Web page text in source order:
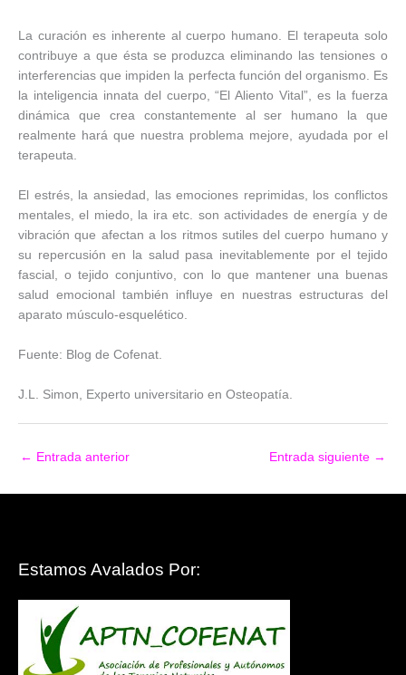
La curación es inherente al cuerpo humano. El terapeuta solo
contribuye a que ésta se produzca eliminando las tensiones o
interferencias que impiden la perfecta función del organismo. Es
la inteligencia innata del cuerpo, “El Aliento Vital”, es la fuerza
dinámica que crea constantemente al ser humano la que
realmente hará que nuestra problema mejore, ayudada por el
terapeuta.
El estrés, la ansiedad, las emociones reprimidas, los conflictos
mentales, el miedo, la ira etc. son actividades de energía y de
vibración que afectan a los ritmos sutiles del cuerpo humano y
su repercusión en la salud pasa inevitablemente por el tejido
fascial, o tejido conjuntivo, con lo que mantener una buenas
salud emocional también influye en nuestras estructuras del
aparato músculo-esquelético.
Fuente: Blog de Cofenat.
J.L. Simon, Experto universitario en Osteopatía.
← Entrada anterior Entrada siguiente →
Estamos Avalados Por: